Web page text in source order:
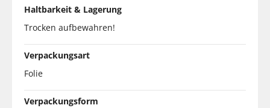
Haltbarkeit & Lagerung
Trocken aufbewahren!
Verpackungsart
Folie
Verpackungsform